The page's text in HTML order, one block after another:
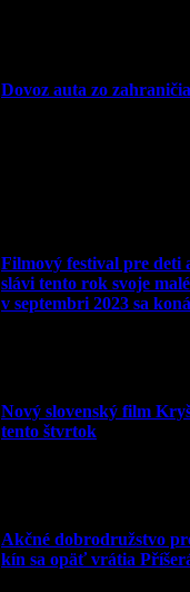
Dovoz auta zo
Filmový festival pre deti
slávi tento rok svoje
v septembri 2023 sa
Nový slovenský film
tento štvrtok
Akčné dobrodružstvo
kín sa opäť vrátia